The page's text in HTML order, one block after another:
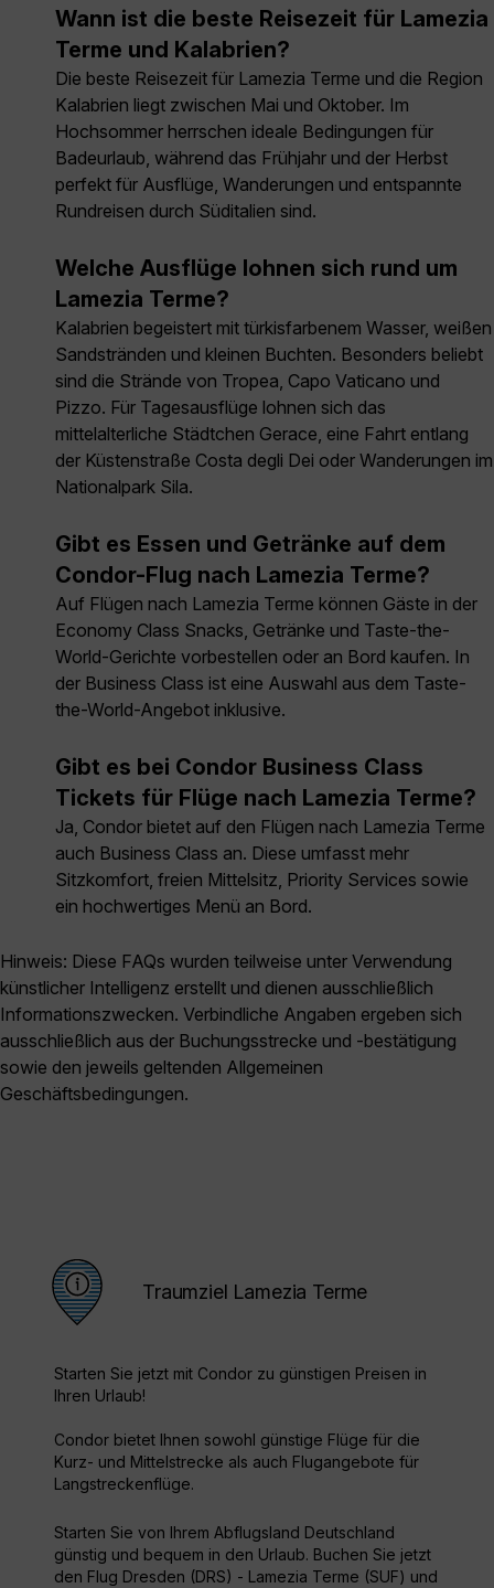
Wann ist die beste Reisezeit für Lamezia
Terme und Kalabrien?
Die beste Reisezeit für Lamezia Terme und die Region
Kalabrien liegt zwischen Mai und Oktober. Im
Hochsommer herrschen ideale Bedingungen für
Badeurlaub, während das Frühjahr und der Herbst
perfekt für Ausflüge, Wanderungen und entspannte
Rundreisen durch Süditalien sind.
Welche Ausflüge lohnen sich rund um
Lamezia Terme?
Kalabrien begeistert mit türkisfarbenem Wasser, weißen
Sandstränden und kleinen Buchten. Besonders beliebt
sind die Strände von Tropea, Capo Vaticano und
Pizzo. Für Tagesausflüge lohnen sich das
mittelalterliche Städtchen Gerace, eine Fahrt entlang
der Küstenstraße Costa degli Dei oder Wanderungen im
Nationalpark Sila.
Gibt es Essen und Getränke auf dem
Condor-Flug nach Lamezia Terme?
Auf Flügen nach Lamezia Terme können Gäste in der
Economy Class Snacks, Getränke und Taste-the-
World-Gerichte vorbestellen oder an Bord kaufen. In
der Business Class ist eine Auswahl aus dem Taste-
the-World-Angebot inklusive.
Gibt es bei Condor Business Class
Tickets für Flüge nach Lamezia Terme?
Ja, Condor bietet auf den Flügen nach Lamezia Terme
auch Business Class an. Diese umfasst mehr
Sitzkomfort, freien Mittelsitz, Priority Services sowie
ein hochwertiges Menü an Bord.
Hinweis: Diese FAQs wurden teilweise unter Verwendung
künstlicher Intelligenz erstellt und dienen ausschließlich
Informationszwecken. Verbindliche Angaben ergeben sich
ausschließlich aus der Buchungsstrecke und -bestätigung
sowie den jeweils geltenden Allgemeinen
Geschäftsbedingungen.
Traumziel Lamezia Terme
Starten Sie jetzt mit Condor zu günstigen Preisen in
Ihren Urlaub!
Condor bietet Ihnen sowohl günstige Flüge für die
Kurz- und Mittelstrecke als auch Flugangebote für
Langstreckenflüge.
Starten Sie von Ihrem Abflugsland Deutschland
günstig und bequem in den Urlaub. Buchen Sie jetzt
den Flug Dresden (DRS) - Lamezia Terme (SUF) und